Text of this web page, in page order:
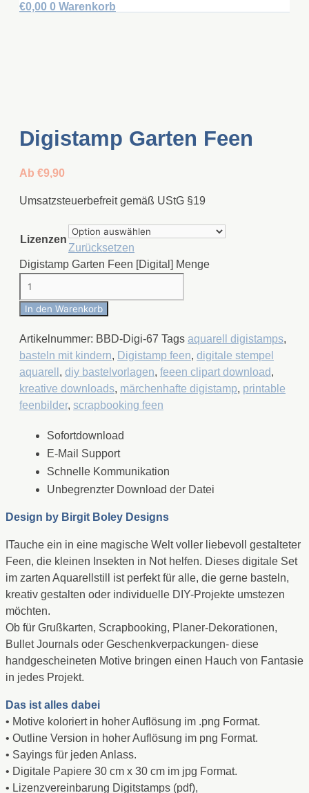
€0,00 0 Warenkorb
Digistamp Garten Feen
Ab €9,90
Umsatzsteuerbefreit gemäß UStG §19
Lizenzen
Zurücksetzen
Digistamp Garten Feen [Digital] Menge
In den Warenkorb
Artikelnummer: BBD-Digi-67 Tags aquarell digistamps,
basteln mit kindern, Digistamp feen, digitale stempel
aquarell , diy bastelvorlagen, feeen clipart download,
kreative downloads, märchenhafte digistamp, printable
feenbilder, scrapbooking feen
Sofortdownload
E-Mail Support
Schnelle Kommunikation
Unbegrenzter Download der Datei
Design by Birgit Boley Designs
ITauche ein in eine magische Welt voller liebevoll gestalteter
Feen, die kleinen Insekten in Not helfen. Dieses digitale Set
im zarten Aquarellstill ist perfekt für alle, die gerne basteln,
kreativ gestalten oder individuelle DIY-Projekte umstezen
möchten.
Ob für Grußkarten, Scrapbooking, Planer-Dekorationen,
Bullet Journals oder Geschenkverpackungen- diese
handgescheineten Motive bringen einen Hauch von Fantasie
in jedes Projekt.
Das ist alles dabei
• Motive koloriert in hoher Auflösung im .png Format.
• Outline Version in hoher Auflösung im png Format.
• Sayings für jeden Anlass.
• Digitale Papiere 30 cm x 30 cm im jpg Format.
• Lizenzvereinbarung Digitstamps (pdf),